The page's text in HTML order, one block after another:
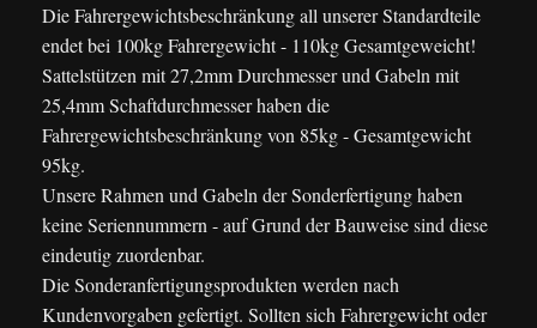
Die Fahrergewichtsbeschränkung all unserer Standardteile
endet bei 100kg Fahrergewicht - 110kg Gesamtgeweicht!
Sattelstützen mit 27,2mm Durchmesser und Gabeln mit
25,4mm Schaftdurchmesser haben die
Fahrergewichtsbeschränkung von 85kg - Gesamtgewicht
95kg.
Unsere Rahmen und Gabeln der Sonderfertigung haben
keine Seriennummern - auf Grund der Bauweise sind diese
eindeutig zuordenbar.
Die Sonderanfertigungsprodukten werden nach
Kundenvorgaben gefertigt. Sollten sich Fahrergewicht oder